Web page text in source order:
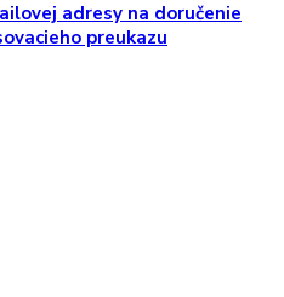
adresy na doručenie
preukazu